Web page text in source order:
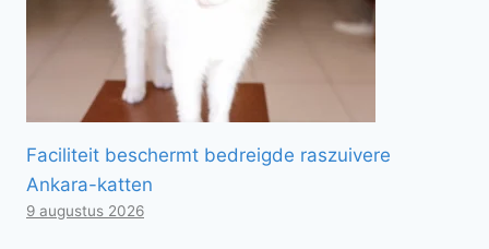
Faciliteit beschermt bedreigde raszuivere
Ankara-katten
9 augustus 2026